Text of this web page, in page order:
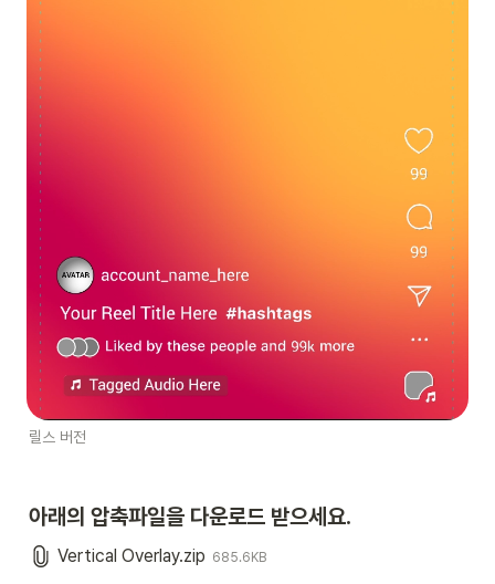
릴스 버전
아래의 압축파일을 다운로드 받으세요.
Vertical Overlay.zip 685.6KB